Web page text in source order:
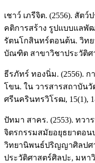
เชาว์ เภรีจิต. (2556). สัต
คติการสร้าง รูปแบบแลพั
รัตนโกสินทร์ตอนต้น. วิท
บัณฑิต สาขาวิชาประวัติศ
ธีรภัทร์ ทองนิ่ม. (2556). ก
โขน. ใน วารสารสถาบัน
ศรีนครินทรวิโรฒ, 15(1),
ปัทมา สาคร. (2553). ทว
จิตรกรรมสมัยอยุธยาตอ
วิทยานิพนธ์ปริญญาศิลป
ประวัติศาสตร์ศิลปะ, มหา